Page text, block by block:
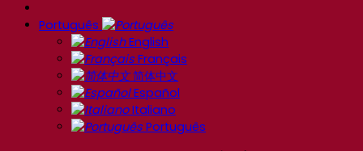
Português
English
Français
简体中文
Español
Italiano
Português